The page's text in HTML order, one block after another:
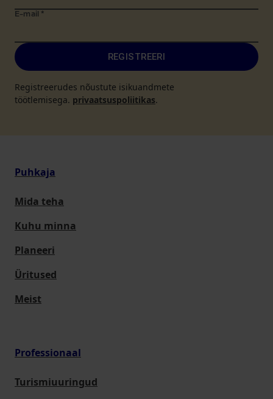
E-mail *
REGISTREERI
Registreerudes nõustute isikuandmete
töötlemisega. privaatsuspoliitikas.
Puhkaja
Mida teha
Kuhu minna
Planeeri
Üritused
Meist
Professionaal
Turismiuuringud